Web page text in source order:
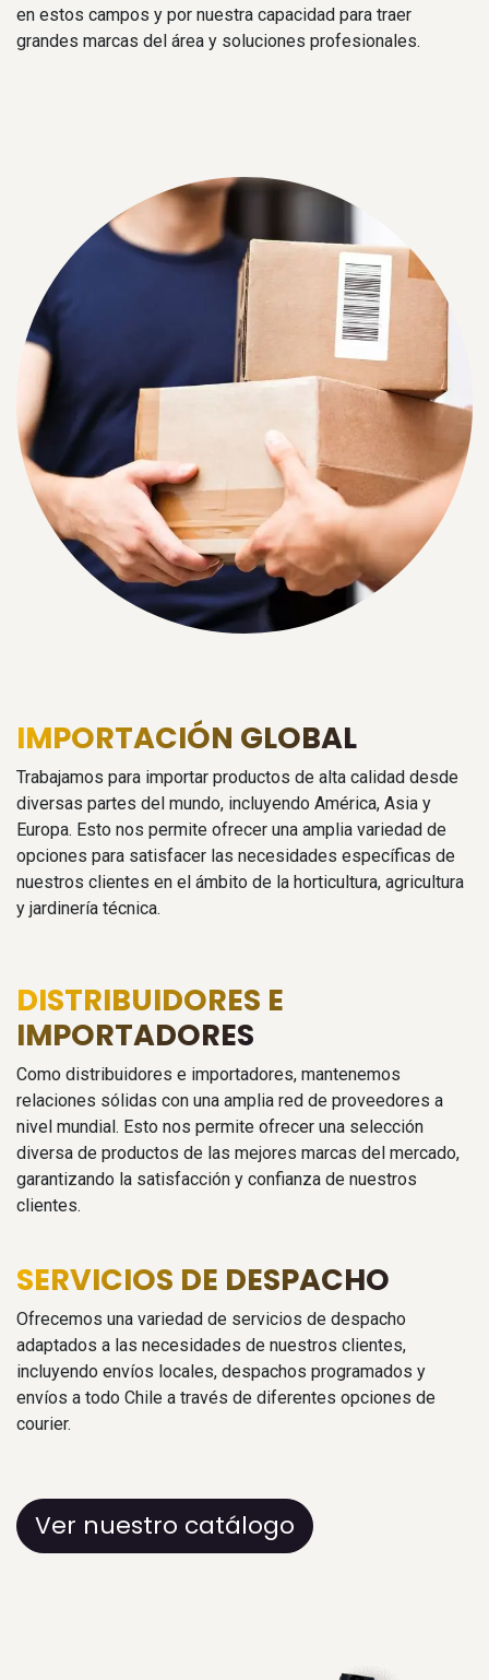
en estos campos y por nuestra capacidad para traer
grandes marcas del área y soluciones profesionales.
IMPORTACIÓN GLOBAL
Trabajamos para importar productos de alta calidad desde
diversas partes del mundo, incluyendo América, Asia y
Europa. Esto nos permite ofrecer una amplia variedad de
opciones para satisfacer las necesidades específicas de
nuestros clientes en el ámbito de la horticultura, agricultura
y jardinería técnica.
DISTRIBUIDORES E
IMPORTADORES
Como distribuidores e importadores, mantenemos
relaciones sólidas con una amplia red de proveedores a
nivel mundial. Esto nos permite ofrecer una selección
diversa de productos de las mejores marcas del mercado,
garantizando la satisfacción y confianza de nuestros
clientes.
SERVICIOS DE DESPACHO
Ofrecemos una variedad de servicios de despacho
adaptados a las necesidades de nuestros clientes,
incluyendo envíos locales, despachos programados y
envíos a todo Chile a través de diferentes opciones de
courier.
Ver nuestro catálogo